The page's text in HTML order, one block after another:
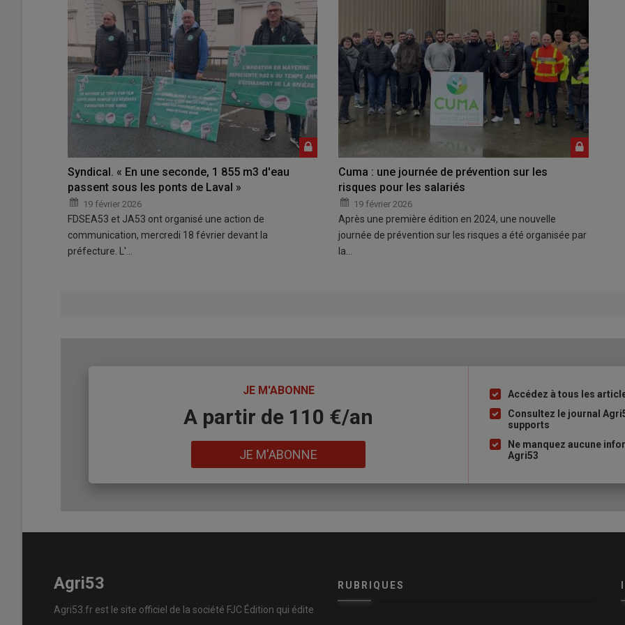
Syndical. « En une seconde, 1 855 m3 d'eau
passent sous les ponts de Laval »
19 février 2026
FDSEA53 et JA53 ont organisé une action de
communication, mercredi 18 février devant la
préfecture. L'…
Cuma : une journée de prévention sur les
risques pour les salariés
19 février 2026
Après une première édition en 2024, une nouvelle
journée de prévention sur les risques a été organisée par
la…
JE M'ABONNE
A partir de 110 €/an
JE M'ABONNE
Liste
à
puce
Accédez à tous les
Consultez le journal
supports
Ne manquez aucune
Agri53
Agri53
Agri53.fr est le site officiel de la société FJC Édition qui édite
RUBRIQUES